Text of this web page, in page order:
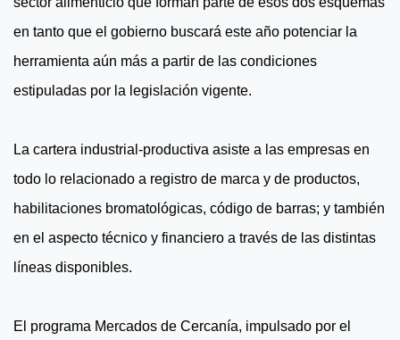
en tanto que el gobierno buscará este año potenciar la
herramienta aún más a partir de las condiciones
estipuladas por la legislación vigente.
La cartera industrial-productiva asiste a las empresas en
todo lo relacionado a registro de marca y de productos,
habilitaciones bromatológicas, código de barras; y también
en el aspecto técnico y financiero a través de las distintas
líneas disponibles.
El programa Mercados de Cercanía, impulsado por el